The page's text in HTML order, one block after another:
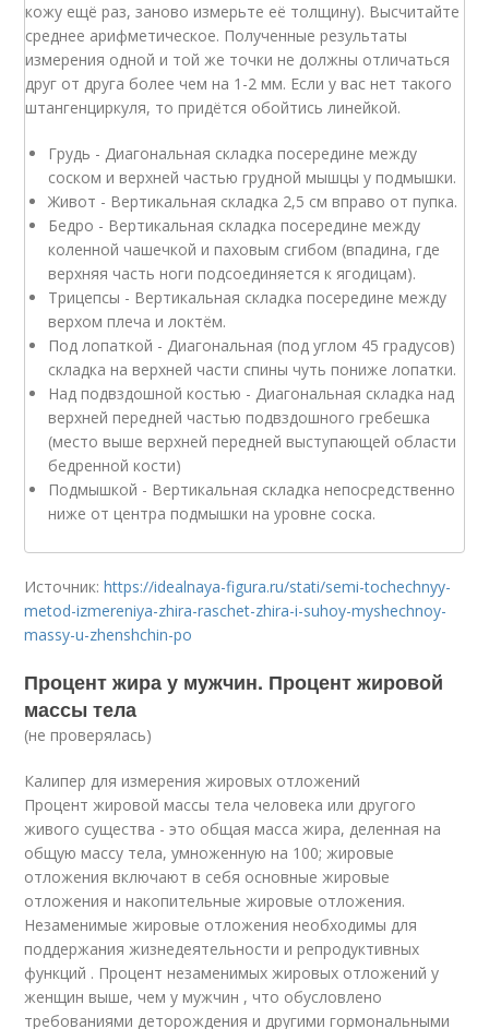
кожу ещё раз, заново измерьте её толщину). Высчитайте
среднее арифметическое. Полученные результаты
измерения одной и той же точки не должны отличаться
друг от друга более чем на 1-2 мм. Если у вас нет такого
штангенциркуля, то придётся обойтись линейкой.
Грудь - Диагональная складка посередине между
соском и верхней частью грудной мышцы у подмышки.
Живот - Вертикальная складка 2,5 см вправо от пупка.
Бедро - Вертикальная складка посередине между
коленной чашечкой и паховым сгибом (впадина, где
верхняя часть ноги подсоединяется к ягодицам).
Трицепсы - Вертикальная складка посередине между
верхом плеча и локтём.
Под лопаткой - Диагональная (под углом 45 градусов)
складка на верхней части спины чуть пониже лопатки.
Над подвздошной костью - Диагональная складка над
верхней передней частью подвздошного гребешка
(место выше верхней передней выступающей области
бедренной кости)
Подмышкой - Вертикальная складка непосредственно
ниже от центра подмышки на уровне соска.
Источник:https://idealnaya-figura.ru/stati/semi-tochechnyy-
metod-izmereniya-zhira-raschet-zhira-i-suhoy-myshechnoy-
massy-u-zhenshchin-po
Процент жира у мужчин. Процент жировой
массы тела
(не проверялась)
Калипер для измерения жировых отложений
Процент жировой массы тела человека или другого
живого существа - это общая масса жира, деленная на
общую массу тела, умноженную на 100; жировые
отложения включают в себя основные жировые
отложения и накопительные жировые отложения.
Незаменимые жировые отложения необходимы для
поддержания жизнедеятельности и репродуктивных
функций . Процент незаменимых жировых отложений у
женщин выше, чем у мужчин , что обусловлено
требованиями деторождения и другими гормональными